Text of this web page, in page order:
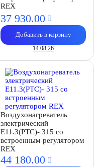
REX
37 930.00
Добавить в корзину
14.08.26
Воздухонагреватель
электрический
E11.3(PTC)- 315 со
встроенным регулятором
REX
44 180.00